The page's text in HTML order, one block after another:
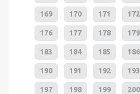
169 170 171 172
176 177 178 179
183 184 185 186
190 191 192 193
197 198 199 200